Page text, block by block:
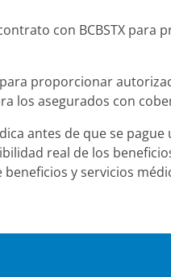
con BCBSTX para
proporcionar
asegurados con
antes de que se pague
real de los
y servicios